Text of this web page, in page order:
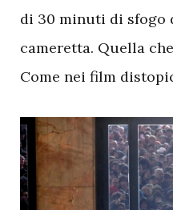
di 30 minuti di sfogo
cameretta. Quella
Come nei film